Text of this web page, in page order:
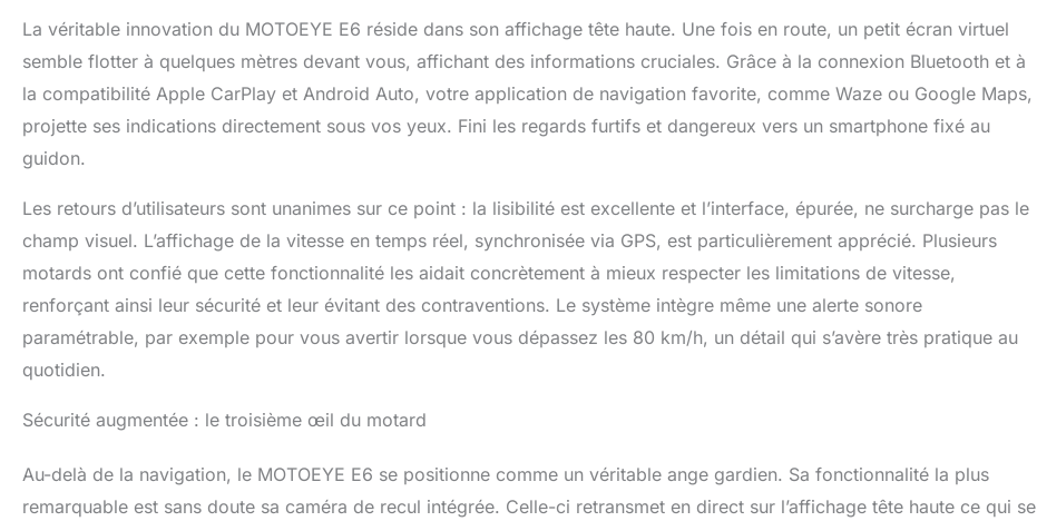
La véritable innovation du MOTOEYE E6 réside dans son affichage tête haute. Une fois en route, un petit écran virtuel
semble flotter à quelques mètres devant vous, affichant des informations cruciales. Grâce à la connexion Bluetooth et à
la compatibilité Apple CarPlay et Android Auto, votre application de navigation favorite, comme Waze ou Google Maps,
projette ses indications directement sous vos yeux. Fini les regards furtifs et dangereux vers un smartphone fixé au
guidon.
Les retours d’utilisateurs sont unanimes sur ce point : la lisibilité est excellente et l’interface, épurée, ne surcharge pas le
champ visuel. L’affichage de la vitesse en temps réel, synchronisée via GPS, est particulièrement apprécié. Plusieurs
motards ont confié que cette fonctionnalité les aidait concrètement à mieux respecter les limitations de vitesse,
renforçant ainsi leur sécurité et leur évitant des contraventions. Le système intègre même une alerte sonore
paramétrable, par exemple pour vous avertir lorsque vous dépassez les 80 km/h, un détail qui s’avère très pratique au
quotidien.
Sécurité augmentée : le troisième œil du motard
Au-delà de la navigation, le MOTOEYE E6 se positionne comme un véritable ange gardien. Sa fonctionnalité la plus
remarquable est sans doute sa caméra de recul intégrée. Celle-ci retransmet en direct sur l’affichage tête haute ce qui se